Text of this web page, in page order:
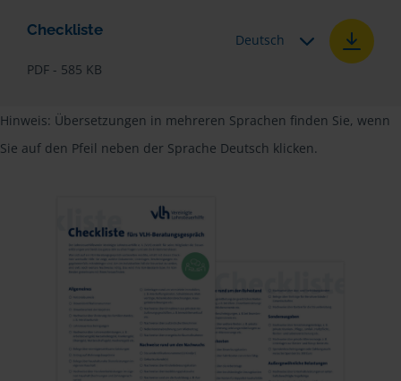
Checkliste
PDF - 585 KB
Deutsch
Hinweis: Übersetzungen in mehreren Sprachen finden Sie, wenn
Sie auf den Pfeil neben der Sprache Deutsch klicken.